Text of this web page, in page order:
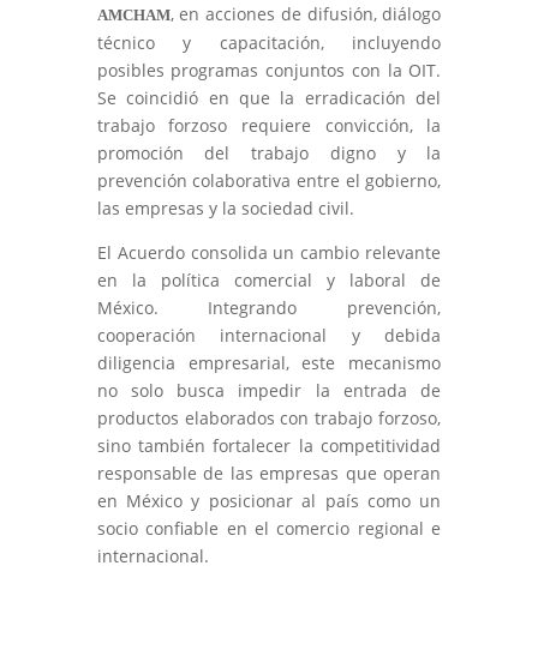
AMCHAM, en acciones de difusión, diálogo
técnico y capacitación, incluyendo
posibles programas conjuntos con la OIT.
Se coincidió en que la erradicación del
trabajo forzoso requiere convicción, la
promoción del trabajo digno y la
prevención colaborativa entre el gobierno,
las empresas y la sociedad civil.
El Acuerdo consolida un cambio relevante
en la política comercial y laboral de
México. Integrando prevención,
cooperación internacional y debida
diligencia empresarial, este mecanismo
no solo busca impedir la entrada de
productos elaborados con trabajo forzoso,
sino también fortalecer la competitividad
responsable de las empresas que operan
en México y posicionar al país como un
socio confiable en el comercio regional e
internacional.